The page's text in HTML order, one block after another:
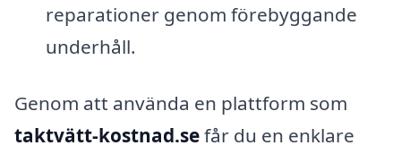
reparationer genom förebyggande
underhåll.
Genom att använda en plattform som
taktvätt-kostnad.sefår du en enklare